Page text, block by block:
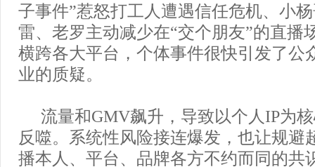
子事件”惹怒打工人遭遇信任危机、小
雷、老罗主动减少在“交个朋友”的直
横跨各大平台，个体事件很快引发了公
业的质疑。
流量和GMV飙升，导致以个人IP为
反噬。系统性风险接连爆发，也让规避
播本人、平台、品牌各方不约而同的共